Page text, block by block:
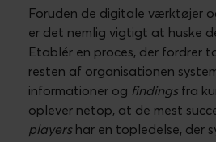
Det er værd at bemærke, at en
for 5 minutter, og at effekten
60 minutter, så der skal
forventes ikke løst på den tid,
svar, løfter kundens tillid til din